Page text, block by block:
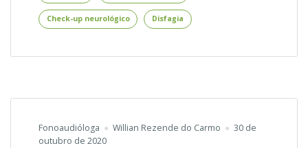
que
é
Check-up neurológico Disfagia
Fonoaudióloga Willian Rezende do Carmo
30 de
outubro de 2020